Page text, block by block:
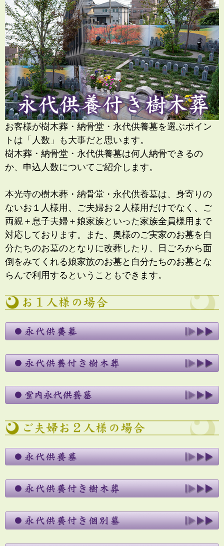
お客様が樹木葬・納骨堂・永代供養墓を選ぶポイン
トは「人数」も大事だと思います。
樹木葬・納骨堂・永代供養墓は何人納骨できるの
か、申込人数についてご紹介します。
本光寺の樹木葬・納骨堂・永代供養墓は、身寄りの
ないお１人様用、ご夫婦お２人様用だけでなく、ご
両親＋息子夫婦＋娘家族といった家族全員様用まで
対応しております。また、奥様のご実家のお墓を自
分たちのお墓のとなりに改葬したり、日ごろから面
倒をみてくれる娘家族のお墓と自分たちのお墓とな
らんで利用するということもできます。